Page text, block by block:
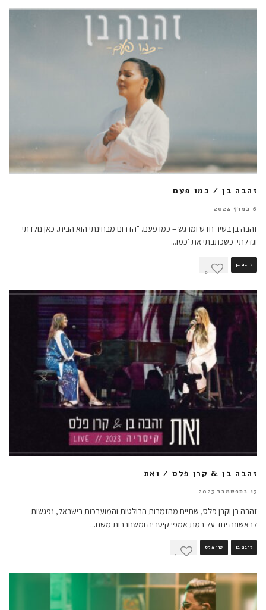
זהבה בן / כמו פעם
6 במרץ 2024
זהבה בן בשיר חדש ומרגש – כמו פעם. "הדרום מבחינתי הוא הבית. כאן נולדתי
וגדלתי. כשכתבתי את ׳כמו...
זהבה בן
0
זהבה בן & קרן פלס / ואת
13 בספטמבר 2023
זהבה בן וקרן פלס, שתיים מהזמרות הבולטות והמוערכות בישראל, נפגשות
לראשונה יחד על במת אמפי קיסריה ומשחררות משם...
זהבה בן קרן פלס
1